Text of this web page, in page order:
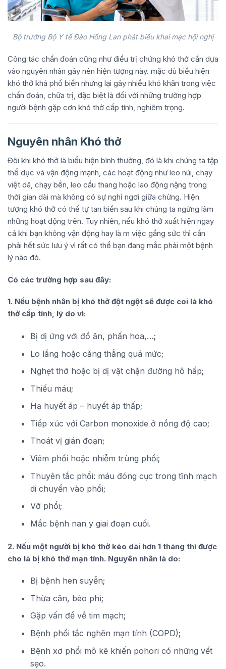
Bộ trưởng Bộ Y tế Đào Hồng Lan phát biểu khai mạc hội nghị
Công tác chẩn đoán cũng như điều trị chứng khó thở cần dựa
vào nguyên nhân gây nên hiện tượng này. mặc dù biểu hiện
khó thở khá phổ biến nhưng lại gây nhiều khó khăn trong việc
chẩn đoán, chữa trị, đặc biệt là đối với những trường hợp
người bệnh gặp cơn khó thở cấp tính, nghiêm trọng.
Nguyên nhân Khó thở
Đôi khi khó thở là biểu hiện bình thường, đó là khi chúng ta tập
thể dục và vận động mạnh, các hoạt động như leo núi, chạy
việt dã, chạy bền, leo cầu thang hoặc lao động nặng trong
thời gian dài mà không có sự nghỉ ngơi giữa chừng. Hiện
tượng khó thở có thể tự tan biến sau khi chúng ta ngừng làm
những hoạt động trên. Tuy nhiên, nếu khó thở xuất hiện ngay
cả khi bạn không vận động hay là m việc gắng sức thì cần
phải hết sức lưu ý vì rất có thể bạn đang mắc phải một bệnh
lý nào đó.
Có các trường hợp sau đây:
1. Nếu bệnh nhân bị khó thở đột ngột sẽ được coi là khó
thở cấp tính, lý do vì:
Bị dị ứng với đồ ăn, phấn hoa,…;
Lo lắng hoặc căng thẳng quá mức;
Nghẹt thở hoặc bị dị vật chặn đường hô hấp;
Thiếu máu;
Hạ huyết áp – huyết áp thấp;
Tiếp xúc với Carbon monoxide ở nồng độ cao;
Thoát vị gián đoạn;
Viêm phổi hoặc nhiễm trùng phổi;
Thuyên tắc phổi: máu đóng cục trong tĩnh mạch
di chuyển vào phổi;
Vỡ phổi;
Mắc bệnh nan y giai đoạn cuối.
2. Nếu một người bị khó thở kéo dài hơn 1 tháng thì được
cho là bị khó thở mạn tính. Nguyên nhân là do:
Bị bệnh hen suyễn;
Thừa cân, béo phì;
Gặp vấn đề về tim mạch;
Bệnh phổi tắc nghẽn mạn tính (COPD);
Bệnh xơ phổi mô kẽ khiến pohori có những vết
sẹo.